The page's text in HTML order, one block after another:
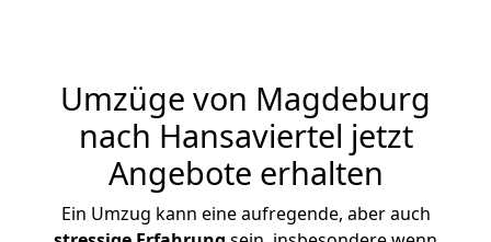
Umzüge von Magdeburg
nach Hansaviertel jetzt
Angebote erhalten
Ein Umzug kann eine aufregende, aber auch